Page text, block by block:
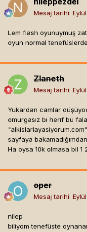
Mesaj tarihi:
Lem flash oyunuymuş
oyun normal
Zlaneth
Mesaj tarihi:
Yukardan camlar
omurgasız bı herıf bu
sayfaya
Ha oysa 10k olmasa bil 1
oper
Mesaj tarihi:
nilep
biliyom tenefüste